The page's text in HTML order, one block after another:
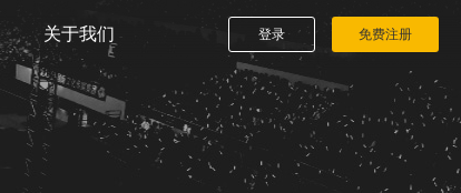
关于我们 登录 免费注册